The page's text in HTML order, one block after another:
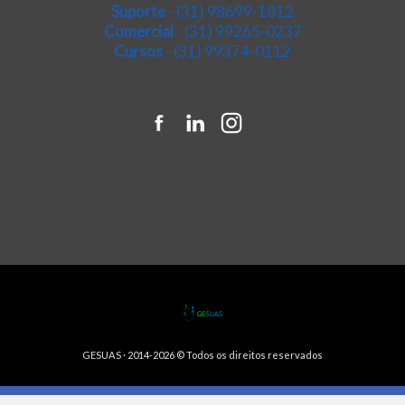
Suporte- (31) 98699-1812
Comercial- (31) 99265-0237
Cursos- (31) 99374-0112
GESUAS· 2014-2026 © Todos os direitos reservados